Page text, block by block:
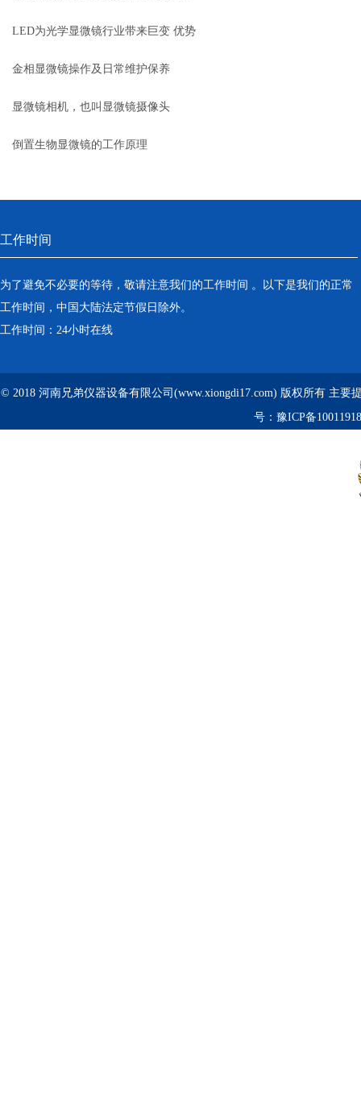
控制中的作用
LED为光学显微镜行业带来巨变 优势
比传统卤素更明显
金相显微镜操作及日常维护保养
显微镜相机，也叫显微镜摄像头
倒置生物显微镜的工作原理
工作时间
为了避免不必要的等待，敬请注意我们的工作时间 。以下是我们的正常
工作时间，中国大陆法定节假日除外。
工作时间：24小时在线
© 2018 河南兄弟仪器设备有限公司(www.xiongdi17.com) 版权所有 主要
号： 豫ICP备